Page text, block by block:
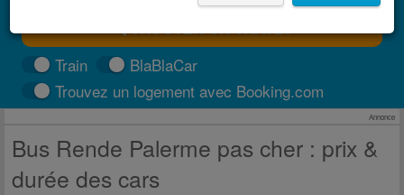
TROUVER UN TRAJET
Train
BlaBlaCar
Trouvez un logement avec Booking.com
Annonce
Bus Rende Palerme pas cher : prix &
durée des cars